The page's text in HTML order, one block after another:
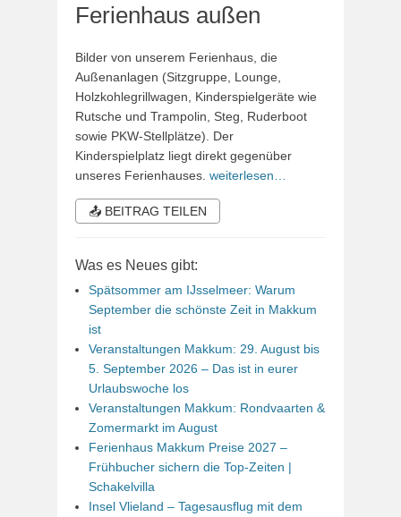
Ferienhaus außen
Bilder von unserem Ferienhaus, die
Außenanlagen (Sitzgruppe, Lounge,
Holzkohlegrillwagen, Kinderspielgeräte wie
Rutsche und Trampolin, Steg, Ruderboot
sowie PKW-Stellplätze). Der
Kinderspielplatz liegt direkt gegenüber
unseres Ferienhauses. weiterlesen…
📤 BEITRAG TEILEN
Was es Neues gibt:
Spätsommer am IJsselmeer: Warum
September die schönste Zeit in Makkum
ist
Veranstaltungen Makkum: 29. August bis
5. September 2026 – Das ist in eurer
Urlaubswoche los
Veranstaltungen Makkum: Rondvaarten &
Zomermarkt im August
Ferienhaus Makkum Preise 2027 –
Frühbucher sichern die Top-Zeiten |
Schakelvilla
Insel Vlieland – Tagesausflug mit dem